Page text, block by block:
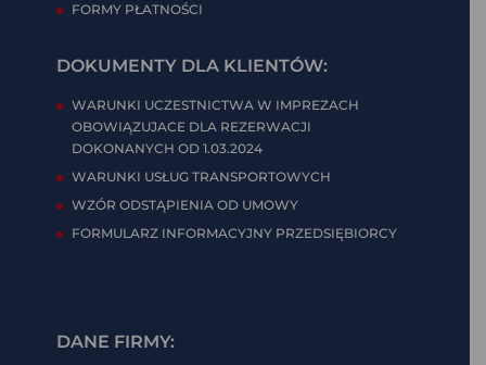
FORMY PŁATNOŚCI
DOKUMENTY DLA KLIENTÓW:
WARUNKI UCZESTNICTWA W IMPREZACH
OBOWIĄZUJACE DLA REZERWACJI
DOKONANYCH OD 1.03.2024
WARUNKI USŁUG TRANSPORTOWYCH
WZÓR ODSTĄPIENIA OD UMOWY
FORMULARZ INFORMACYJNY PRZEDSIĘBIORCY
DANE FIRMY: